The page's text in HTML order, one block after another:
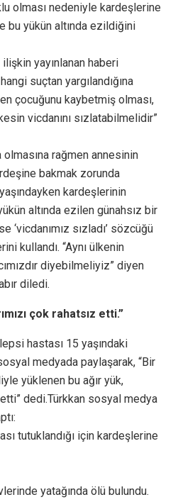
olması nedeniyle kardeşlerine
bu yükün altında ezildiğini
ilişkin yayınlanan haberi
suçtan yargılandığına
çocuğunu kaybetmiş olması,
vicdanını sızlatabilmelidir”
olmasına rağmen annesinin
bakmak zorunda
yaşındayken kardeşlerinin
altında ezilen günahsız bir
‘vicdanımız sızladı’ sözcüğü
kullandı. “Aynı ülkenin
diyebilmeliyiz” diyen
diledi.
çok rahatsız etti.”
hastası 15 yaşındaki
medyada paylaşarak, “Bir
yüklenen bu ağır yük,
etti” dedi.Türkkan sosyal medya
tutuklandığı için kardeşlerine
yatağında ölü bulundu.